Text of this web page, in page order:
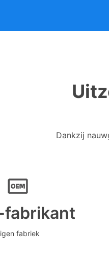
Dankzij
fabrikant
fabriek